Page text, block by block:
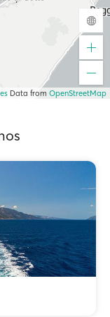
Data from OpenStreetMap